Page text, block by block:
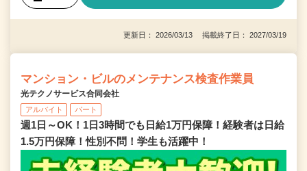
更新日： 2026/03/13 掲載終了日： 2027/03/19
マンション・ビルのメンテナンス検査作業員
光テクノサービス合同会社
アルバイト パート
週1日～OK！1日3時間でも日給1万円保障！経験者は日給
1.5万円保障！性別不問！学生も活躍中！